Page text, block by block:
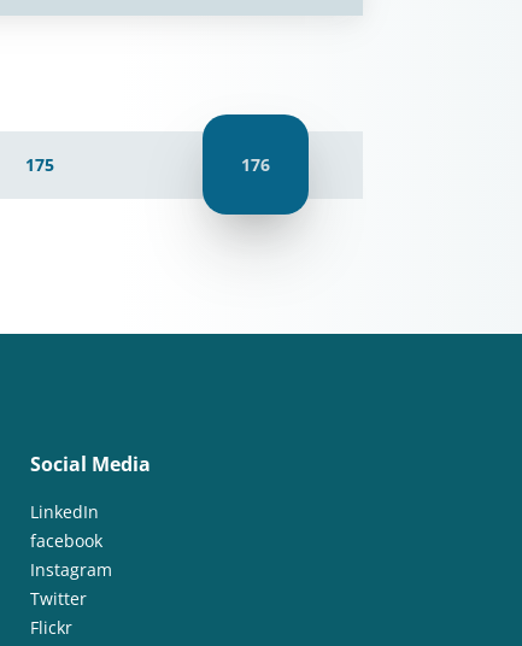
175 176
Social Media
LinkedIn
facebook
Instagram
Twitter
Flickr